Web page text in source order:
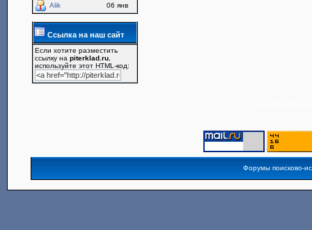
Alik
06 янв
Ссылка на наш сайт
Если хотите разместить
ссылку наpiterklad.ru
используйте этот HTML-код:
Форумы поисково-